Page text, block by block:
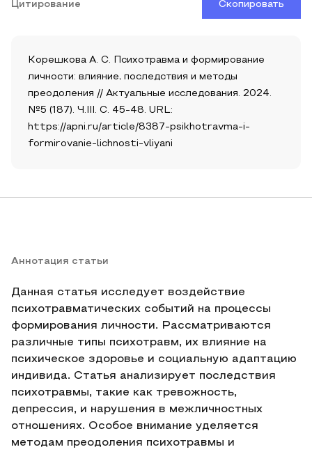
Цитирование Скопировать
Корешкова А. С. Психотравма и формирование
личности: влияние, последствия и методы
преодоления // Актуальные исследования. 2024.
№5 (187). Ч.III. С. 45-48. URL:
https://apni.ru/article/8387-psikhotravma-i-
formirovanie-lichnosti-vliyani
Аннотация статьи
Данная статья исследует воздействие
психотравматических событий на процессы
формирования личности. Рассматриваются
различные типы психотравм, их влияние на
психическое здоровье и социальную адаптацию
индивида. Статья анализирует последствия
психотравмы, такие как тревожность,
депрессия, и нарушения в межличностных
отношениях. Особое внимание уделяется
методам преодоления психотравмы и